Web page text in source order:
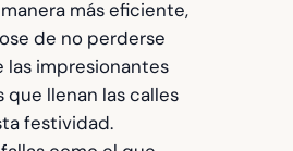
más eficiente,
de no perderse
las impresionantes
que llenan las calles
festividad.